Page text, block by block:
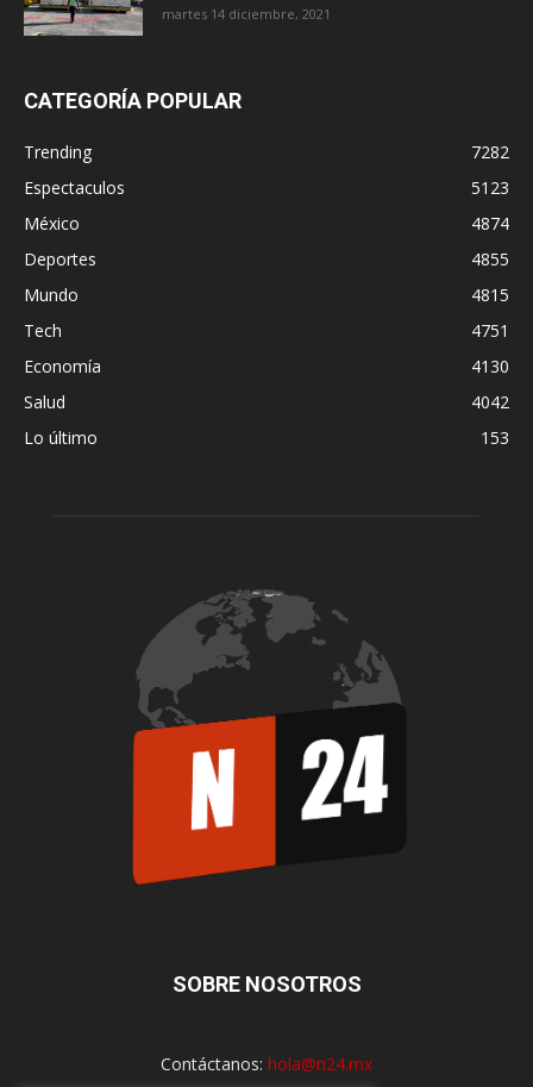
martes 14 diciembre, 2021
CATEGORÍA POPULAR
Trending
7282
Espectaculos
5123
México
4874
Deportes
4855
Mundo
4815
Tech
4751
Economía
4130
Salud
4042
Lo último
153
SOBRE NOSOTROS
Contáctanos: hola@n24.mx